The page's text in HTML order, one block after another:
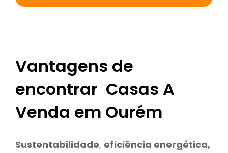
Vantagens de
encontrar Casas A
Venda em Ourém
Sustentabilidade, eficiência energética,